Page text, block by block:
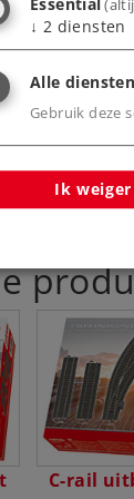
C-rail
Essential
↓ 2 diensten
Alle
Gebruik deze
Ik weiger